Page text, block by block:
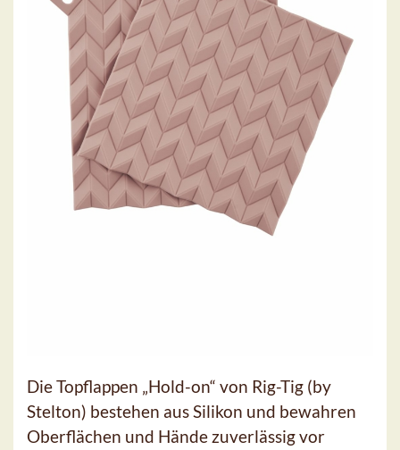
Die Topflappen „Hold-on“ von Rig-Tig (by
Stelton) bestehen aus Silikon und bewahren
Oberflächen und Hände zuverlässig vor